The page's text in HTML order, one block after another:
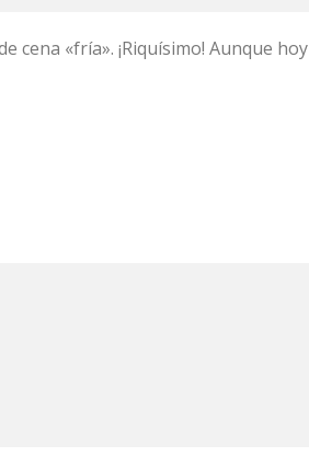
cena «fría». ¡Riquísimo! Aunque hoy